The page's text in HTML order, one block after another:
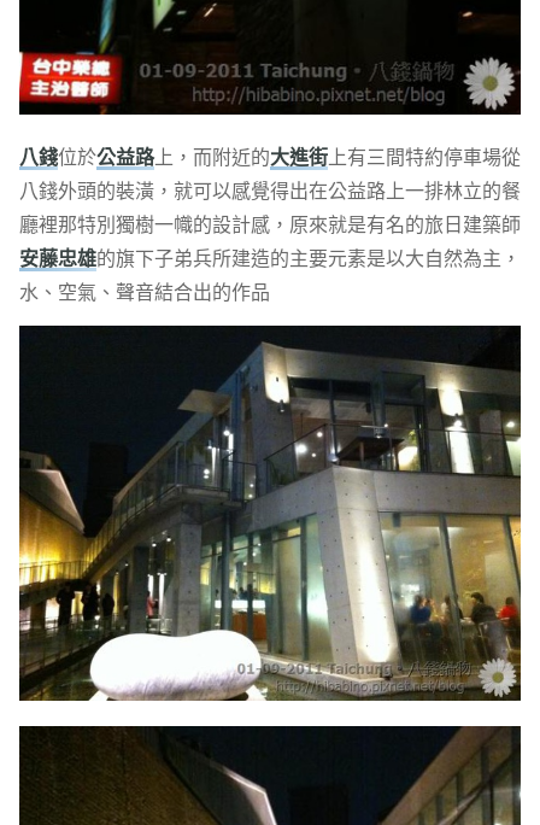
八錢位於公益路上，而附近的大進街上有三間特約停車場從
八錢外頭的裝潢，就可以感覺得出在公益路上一排林立的餐
廳裡那特別獨樹一幟的設計感，原來就是有名的旅日建築師
安藤忠雄的旗下子弟兵所建造的主要元素是以大自然為主，
水、空氣、聲音結合出的作品